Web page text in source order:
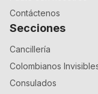
Contáctenos
Secciones
Cancillería
Colombianos
Consulados